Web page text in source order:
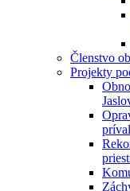
Členstvo
Projekty